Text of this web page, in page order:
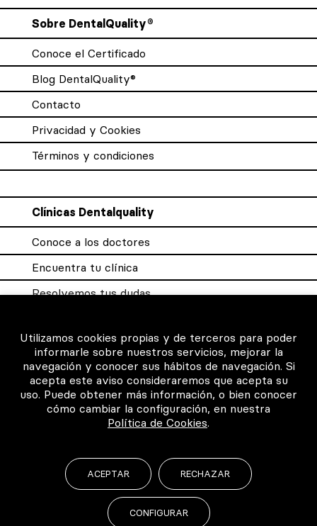
Sobre DentalQuality®
Conoce el Certificado
Blog DentalQuality®
Contacto
Privacidad y Cookies
Términos y condiciones
Clínicas Dentalquality
Conoce a los doctores
Encuentra tu clínica
Resolvemos tus dudas
Para los profesionales
Consigue tu certificado
Intranet clínicas certificadas
Música para los pacientes
Utilizamos cookies propias y de terceros para poder
informarle sobre nuestros servicios, mejorar la
navegación y conocer sus hábitos de navegación. Si
acepta este aviso consideraremos que acepta su
uso. Puede obtener más información, o bien conocer
cómo cambiar la configuración, en nuestra
Política de Cookies.
ACEPTAR RECHAZAR
CONFIGURAR